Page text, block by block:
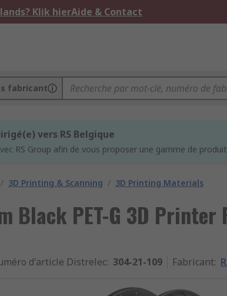
Klik hierAide & Contact
fabricant
vers RS Belgique
RS Group afin de vous proposer une gamme de
/ 3D Printing & Scanning / 3D Printing Materials
Black PET-G 3D Printer
d'article Distrelec: 304-21-109 Fabricant: